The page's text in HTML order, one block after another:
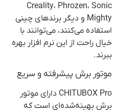
Creality، Phrozen، Sonic
Mighty و دیگر برندهای چینی
استفاده می‌کنند، می‌توانند با
خیال راحت از این نرم افزار بهره
ببرند.
موتور برش پیشرفته و سریع
CHITUBOX Pro دارای موتور
برش بهینه‌شده‌ای است که